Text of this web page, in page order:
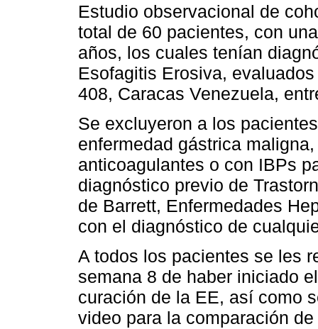
Estudio observacional de
total de 60 pacientes, con
años, los cuales tenían
Esofagitis Erosiva,
408, Caracas Venezuela,
Se excluyeron a los
enfermedad gástrica
anticoagulantes o con IBPs
diagnóstico previo de
de Barrett, Enfermedades
con el diagnóstico de
A todos los pacientes se les
semana 8 de haber iniciado
curación de la EE, así como
video para la comparación